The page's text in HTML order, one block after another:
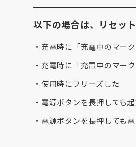
以下の場合は、リセッ
・充電時に「充電中のマー
・充電時に「充電中のマー
・使用時にフリーズした
・電源ボタンを長押しても
・電源ボタンを長押しても